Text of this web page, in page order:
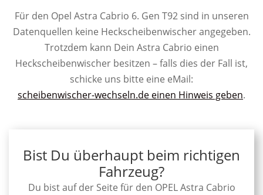
Für den Opel Astra Cabrio 6. Gen T92 sind in unseren
Datenquellen keine Heckscheibenwischer angegeben.
Trotzdem kann Dein Astra Cabrio einen
Heckscheibenwischer besitzen – falls dies der Fall ist,
schicke uns bitte eine eMail:
scheibenwischer-wechseln.de einen Hinweis geben.
Bist Du überhaupt beim richtigen
Fahrzeug?
Du bist auf der Seite für den OPEL Astra Cabrio